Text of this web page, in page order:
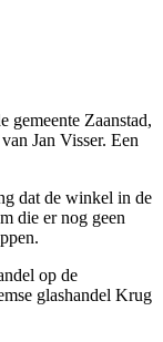
gemeente Zaanstad,
Jan Visser. Een
dat de winkel in de
die er nog geen
op de
glashandel Krug